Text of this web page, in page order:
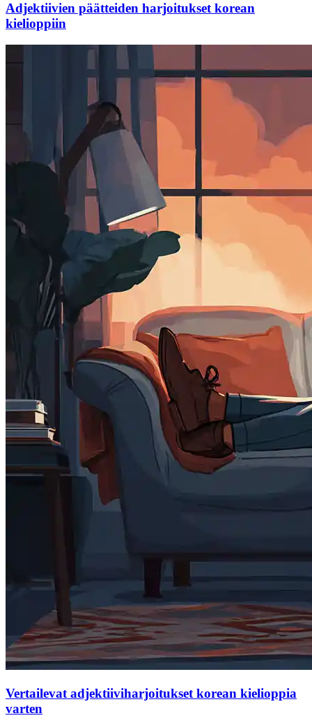
Adjektiivien päätteiden harjoitukset korean
kielioppiin
Vertailevat adjektiiviharjoitukset korean kielioppia
varten